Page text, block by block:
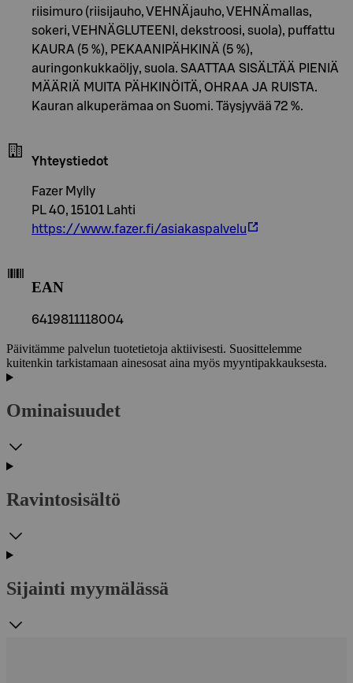
riisimuro (riisijauho, VEHNÄjauho, VEHNÄmallas,
sokeri, VEHNÄGLUTEENI, dekstroosi, suola), puffattu
KAURA (5 %), PEKAANIPÄHKINÄ (5 %),
auringonkukkaöljy, suola. SAATTAA SISÄLTÄÄ PIENIÄ
MÄÄRIÄ MUITA PÄHKINÖITÄ, OHRAA JA RUISTA.
Kauran alkuperämaa on Suomi. Täysjyvää 72 %.
Yhteystiedot
Fazer Mylly
PL 40, 15101 Lahti
https://www.fazer.fi/asiakaspalvelu
EAN
6419811118004
Päivitämme palvelun tuotetietoja aktiivisesti. Suosittelemme
kuitenkin tarkistamaan ainesosat aina myös myyntipakkauksesta.
Ominaisuudet
Ravintosisältö
Sijainti myymälässä